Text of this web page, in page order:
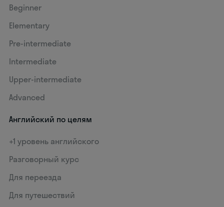
Beginner
Elementary
Pre-intermediate
Intermediate
Upper-intermediate
Advanced
Английский по целям
+1 уровень английского
Разговорный курс
Для переезда
Для путешествий